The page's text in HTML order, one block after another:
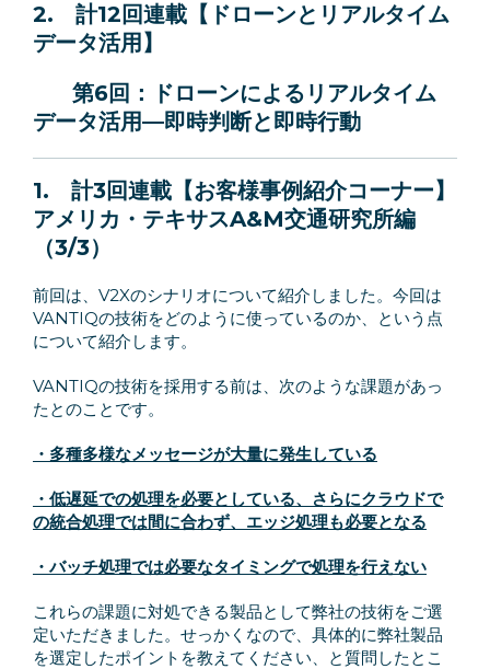
2. 計12回連載【ドローンとリアルタイム
データ活用】
第6回：
ドローンによるリアルタイム
データ活用—即時判断と即時行動
1. 計3回連載【お客様事例紹介コーナー】
アメリカ・テキサスA&M交通研究所編
（3/3）
前回は、V2Xのシナリオについて紹介しました。今回は
VANTIQの技術をどのように使っているのか、という点
について紹介します。
VANTIQの技術を採用する前は、次のような課題があっ
たとのことです。
・多種多様なメッセージが大量に発生している
・低遅延での処理を必要としている、さらにクラウドで
の統合処理では間に合わず、エッジ処理も必要となる
・バッチ処理では必要なタイミングで処理を行えない
これらの課題に対処できる製品として弊社の技術をご選
定いただきました。せっかくなので、具体的に弊社製品
を選定したポイントを教えてください、と質問したとこ